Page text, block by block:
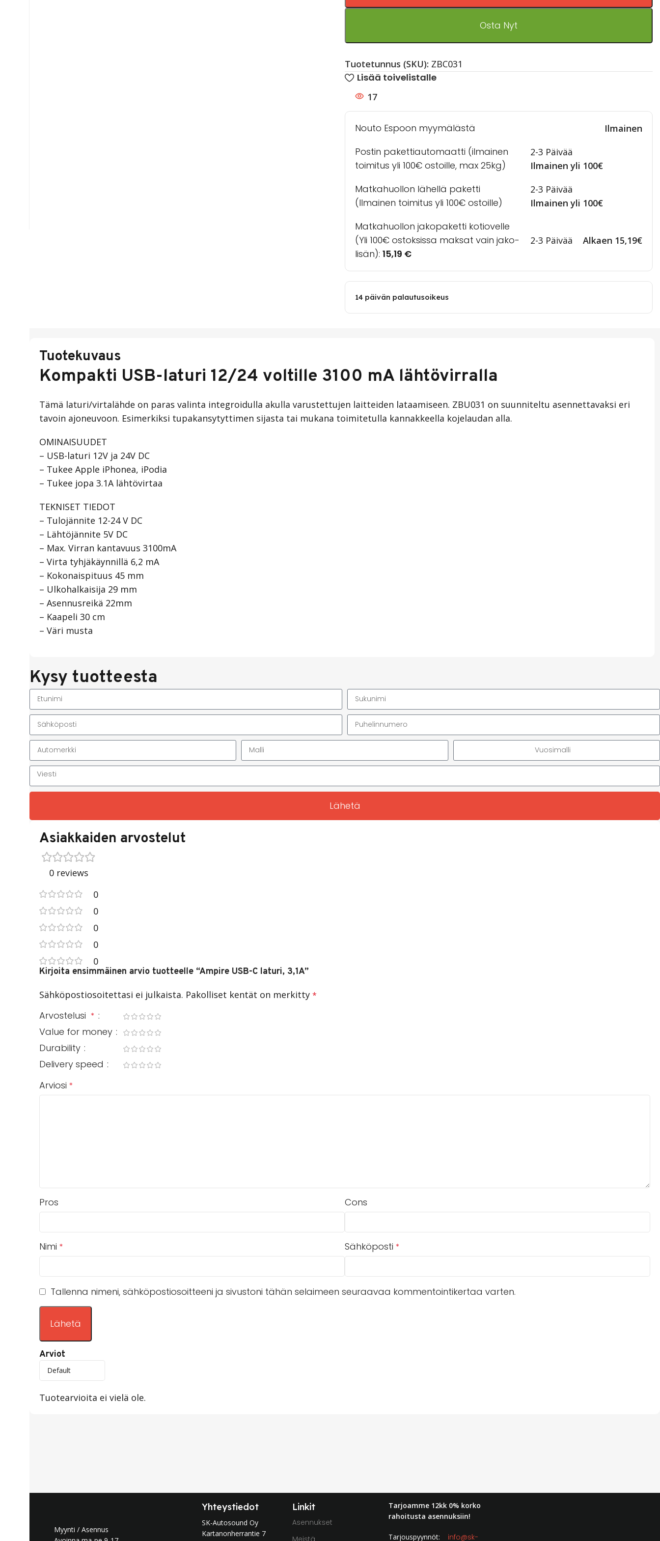
Osta Nyt
Tuotetunnus (SKU): ZBC031
Lisää toivelistalle
17
Nouto Espoon myymälästä Ilmainen
Postin pakettiautomaatti (ilmainen
toimitus yli 100€ ostoille, max 25kg)
2-3 Päivää
Ilmainen yli 100€
Matkahuollon lähellä paketti
(Ilmainen toimitus yli 100€ ostoille)
2-3 Päivää
Ilmainen yli 100€
Matkahuollon jakopaketti kotiovelle
(Yli 100€ ostoksissa maksat vain jako-
lisän): 15,19 €
2-3 Päivää Alkaen 15,19€
14 päivän palautusoikeus
Tuotekuvaus
Kompakti USB-laturi 12/24 voltille 3100 mA lähtövirralla
Tämä laturi/virtalähde on paras valinta integroidulla akulla varustettujen laitteiden lataamiseen. ZBU031 on suunniteltu asennettavaksi eri
tavoin ajoneuvoon. Esimerkiksi tupakansytyttimen sijasta tai mukana toimitetulla kannakkeella kojelaudan alla.
OMINAISUUDET
– USB-laturi 12V ja 24V DC
– Tukee Apple iPhonea, iPodia
– Tukee jopa 3.1A lähtövirtaa
TEKNISET TIEDOT
– Tulojännite 12-24 V DC
– Lähtöjännite 5V DC
– Max. Virran kantavuus 3100mA
– Virta tyhjäkäynnillä 6,2 mA
– Kokonaispituus 45 mm
– Ulkohalkaisija 29 mm
– Asennusreikä 22mm
– Kaapeli 30 cm
– Väri musta
Kysy tuotteesta
Lähetä
Asiakkaiden arvostelut
0 reviews
0
0
0
0
0
Arviot
Tuotearvioita ei vielä ole.
Kirjoita ensimmäinen arvio tuotteelle “Ampire USB-C laturi, 3,1A”
Sähköpostiosoitettasi ei julkaista. Pakolliset kentät on merkitty *
Arvostelusi *
Value for money
Durability
Delivery speed
Arviosi *
Pros Cons
Nimi * Sähköposti *
Tallenna nimeni, sähköpostiosoitteeni ja sivustoni tähän selaimeen seuraavaa kommentointikertaa varten.
Myynti / Asennus
Yhteystiedot
SK-Autosound Oy
Kartanonherrantie 7
Linkit
Asennukset
Meistä
Tarjoamme 12kk 0% korko
rahoitusta asennuksiin!
Tarjouspyynnöt: info@sk-